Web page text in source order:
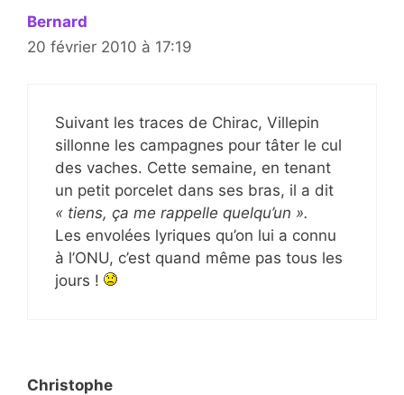
Bernard
20 février 2010 à 17:19
Suivant les traces de Chirac, Villepin
sillonne les campagnes pour tâter le cul
des vaches. Cette semaine, en tenant
un petit porcelet dans ses bras, il a dit
« tiens, ça me rappelle quelqu’un ».
Les envolées lyriques qu’on lui a connu
à l’ONU, c’est quand même pas tous les
jours !
Christophe